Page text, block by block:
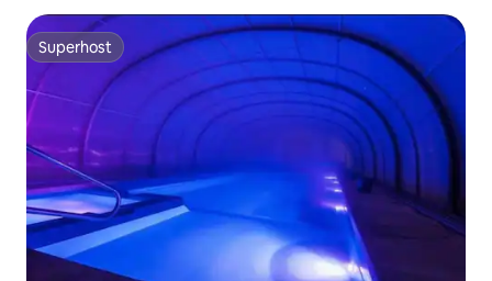
Superhost
Superhost